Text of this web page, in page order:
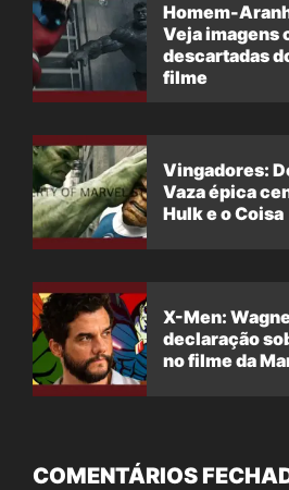
Homem-
Veja imagens
descartadas
filme
Vingadores:
Vaza épica
Hulk e o Coisa
X-Men:
declaração
no filme da
COMENTÁRIOS